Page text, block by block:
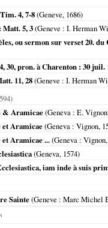
4, 7-8(Geneve, 1686)
Matt. 5, 3(Geneve : I. Herman
ou sermon sur verset 20.
30, pron. à Charenton : 30 juil.
11, 28(Geneve : I. Herman
& Aramicae(Geneva : E.
Aramicae(Geneva : Vignon,
Aramicae ...(Geneva : Vignon,
(Geneva, 1574)
iam inde à suis
Sainte(Geneve : Marc Michel